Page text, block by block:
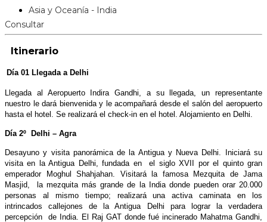
Asia y Oceanía - India
Consultar
Itinerario
Día 01 Llegada a Delhi
Llegada al Aeropuerto Indira Gandhi, a su llegada, un representante
nuestro le dará bienvenida y le acompañará desde el salón del aeropuerto
hasta el hotel. Se realizará el check-in en el hotel. Alojamiento en Delhi.
Día 2º Delhi – Agra
Desayuno y visita panorámica de la Antigua y Nueva Delhi. Iniciará su
visita en la Antigua Delhi, fundada en el siglo XVII por el quinto gran
emperador Moghul Shahjahan. Visitará la famosa Mezquita de Jama
Masjid, la mezquita más grande de la India donde pueden orar 20.000
personas al mismo tiempo; realizará una activa caminata en los
intrincados callejones de la Antigua Delhi para lograr la verdadera
percepción de India. El Raj GAT donde fué incinerado Mahatma Gandhi,